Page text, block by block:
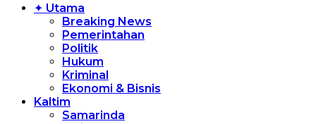
✦ Utama
Breaking News
Pemerintahan
Politik
Hukum
Kriminal
Ekonomi & Bisnis
Kaltim
Samarinda